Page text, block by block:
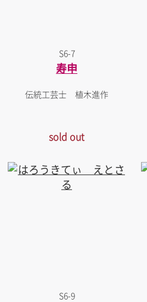
S6-7
寿申
伝統工芸士 植木進作
sold out
S6-9